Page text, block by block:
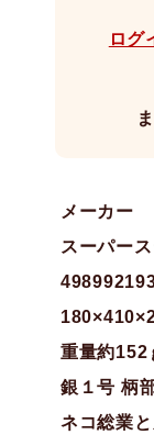
ログ
メーカ
スーパー
重量約
銀１号 柄
ネコ総業